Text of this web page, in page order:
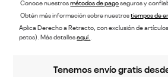
Conoce nuestrosmétodos de pagoseguros y
Obtén más información sobre nuestrostiempos de
Aplica Derecho a Retracto, con exclusión de
petos). Más detallesaquí..
Tenemos envío gratis